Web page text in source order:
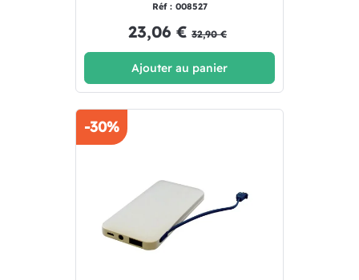
Réf : 008527
23,06 € 32,90 €
Ajouter au panier
-30%